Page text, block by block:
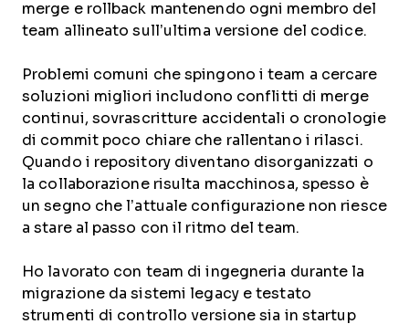
merge e rollback mantenendo ogni membro del
team allineato sull’ultima versione del codice.
Problemi comuni che spingono i team a cercare
soluzioni migliori includono conflitti di merge
continui, sovrascritture accidentali o cronologie
di commit poco chiare che rallentano i rilasci.
Quando i repository diventano disorganizzati o
la collaborazione risulta macchinosa, spesso è
un segno che l’attuale configurazione non riesce
a stare al passo con il ritmo del team.
Ho lavorato con team di ingegneria durante la
migrazione da sistemi legacy e testato
strumenti di controllo versione sia in startup